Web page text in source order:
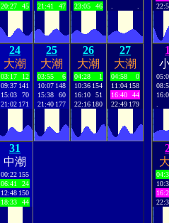
20:27
45
21:41
47
23:05
46
24
大潮
03:17
12
09:37 141
15:03
70
21:02 171
25
大潮
03:55
6
10:07 148
15:38
60
21:40 177
26
大潮
04:28
1
10:36 154
16:10
51
22:16 180
27
大潮
04:58
0
11:04 158
16:40
44
22:49 179
31
中潮
00:22 155
06:41
24
12:48 150
18:33
44